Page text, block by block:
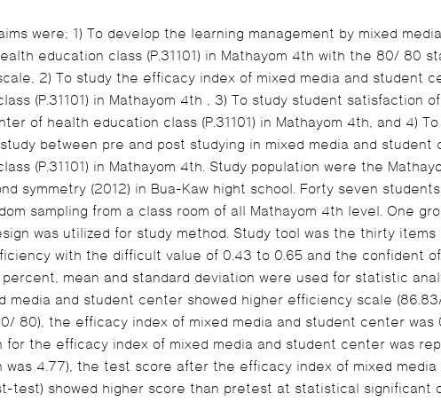
were; 1) To develop the learning management by mixed
education class (P.31101) in Mathayom 4th with the 80/ 80
2) To study the efficacy index of mixed media and student
(P.31101) in Mathayom 4th , 3) To study student satisfaction
of health education class (P.31101) in Mathayom 4th, and 4)
between pre and post studying in mixed media and
(P.31101) in Mathayom 4th. Study population were the
symmetry (2012) in Bua-Kaw hight school. Forty seven
sampling from a class room of all Mathayom 4th level. One
was utilized for study method. Study tool was the thirty
with the difficult value of 0.43 to 0.65 and the confident
mean and standard deviation were used for statistic
media and student center showed higher efficiency scale (86.83/
80), the efficacy index of mixed media and student center was
the efficacy index of mixed media and student center was
was 4.77), the test score after the efficacy index of mixed
test) showed higher score than pretest at statistical significant